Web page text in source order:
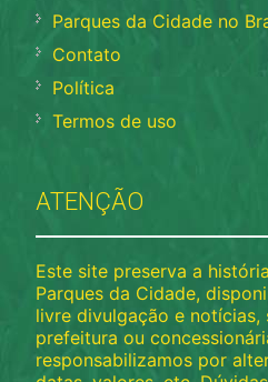
Parques da Cidade no
Contato
Política
Termos de uso
ATENÇÃO
Este site preserva a
Parques da Cidade,
livre divulgação e notícias,
prefeitura ou
responsabilizamos por